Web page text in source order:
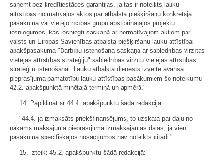
saņemt bez kredītiestādes garantijas, ja tas ir noteikts lauku
attīstības normatīvajos aktos par atbalsta piešķiršanu konkrētajā
pasākumā vai vietējo rīcības grupu apstiprinātajos projektu
iesniegumos, kas iesniegti saskaņā ar normatīvajiem aktiem par
valsts un Eiropas Savienības atbalsta piešķiršanu lauku attīstībai
apakšpasākumā "Darbību īstenošana saskaņā ar sabiedrības virzītas
vietējās attīstības stratēģiju" sabiedrības virzītu vietējās attīstības
stratēģiju īstenošanai. Lauku atbalsta dienests izvērtē avansa
pieprasījuma pamatotību lauku attīstības pasākumiem šo noteikumu
42.2. apakšpunktā minētajā termiņā un apmērā."
14. Papildināt ar 44.4. apakšpunktu šādā redakcijā:
"44.4. ja izmaksāts priekšfinansējums, to uzskata par daļu no
nākamā maksājuma pieprasījuma izmaksājamās daļas, ja vien
pasākuma specifiskajos nosacījumos nav noteikts citādi."
15. Izteikt 45.2. apakšpunktu šādā redakcijā: